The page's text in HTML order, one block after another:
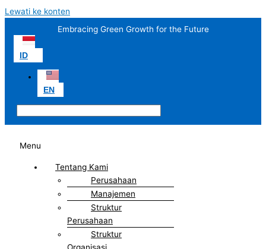
Lewati ke konten
Embracing Green Growth for the Future
ID
EN
Menu
Tentang Kami
Perusahaan
Manajemen
Struktur
Perusahaan
Struktur